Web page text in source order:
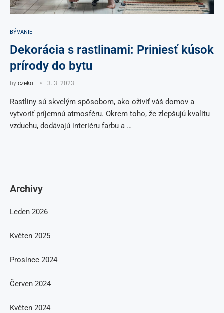
BÝVANIE
Dekorácia s rastlinami: Priniesť kúsok
prírody do bytu
by czeko 3. 3. 2023
Rastliny sú skvelým spôsobom, ako oživiť váš domov a
vytvoriť príjemnú atmosféru. Okrem toho, že zlepšujú kvalitu
vzduchu, dodávajú interiéru farbu a …
Archivy
Leden 2026
Květen 2025
Prosinec 2024
Červen 2024
Květen 2024